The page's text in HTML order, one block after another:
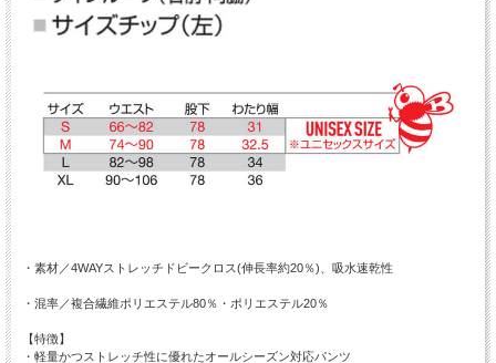
・素材／4WAYストレッチドビークロス(伸長率約20％)、吸水速乾性
・混率／複合繊維ポリエステル80％・ポリエステル20％
【特徴】
・軽量かつストレッチ性に優れたオールシーズン対応パンツ